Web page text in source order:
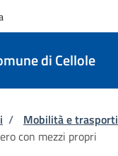
di Cellole
pane
/ Mobilità e trasporti
con mezzi propri